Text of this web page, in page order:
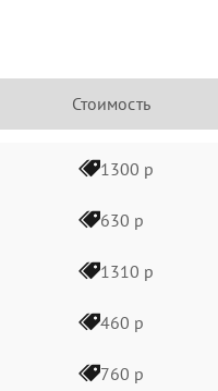
Стоимость
1300 р
630 р
1310 р
460 р
760 р